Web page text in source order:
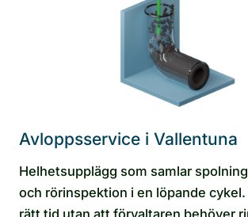
Avloppsservice i Vallentuna
Helhetsupplägg som samlar
och rörinspektion i en löpande
rätt tid utan att förvaltaren behöver